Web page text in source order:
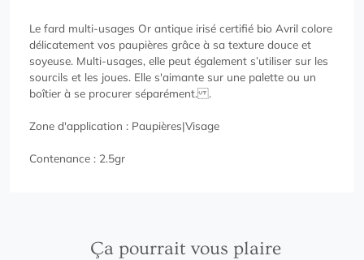
Le fard multi-usages Or antique irisé certifié bio Avril colore
délicatement vos paupières grâce à sa texture douce et
soyeuse. Multi-usages, elle peut également s’utiliser sur les
sourcils et les joues. Elle s'aimante sur une palette ou un
boîtier à se procurer séparément. .
Zone d'application : Paupières|Visage
Contenance : 2.5gr
Ça pourrait vous plaire